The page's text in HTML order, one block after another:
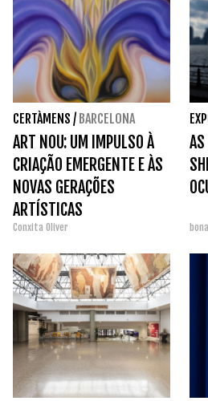
CERTÀMENS / BARCELONA
ART NOU: UM IMPULSO À
CRIAÇÃO EMERGENTE E ÀS
NOVAS GERAÇÕES
ARTÍSTICAS
Conxita Oliver